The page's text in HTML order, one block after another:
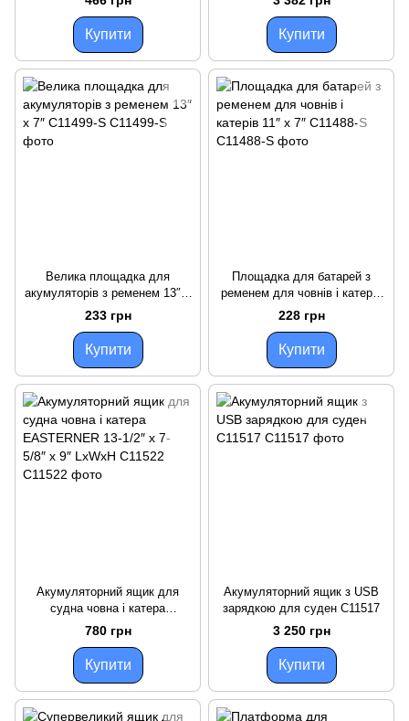
10.4″ x 7″ x
Купити Купити
Велика площадка для
акумуляторів з ременем 13″ x
7″ C11499-S
233 грн
Купити
Площадка для батарей з
ременем для човнів і катерів
11″ x 7″ C11488-S
228 грн
Купити
Акумуляторний ящик для
судна човна і катера
EASTERNER 13-1/2″ x 7-5/8″ x
9″ LxWxH C11522
780 грн
Купити
Акумуляторний ящик з USB
зарядкою для суден C11517
3 250 грн
Купити